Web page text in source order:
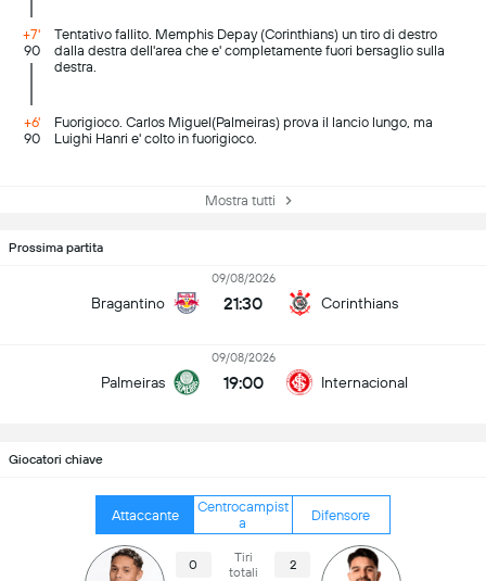
+7'
90
Tentativo fallito. Memphis Depay (Corinthians) un tiro di destro
dalla destra dell'area che e' completamente fuori bersaglio sulla
destra.
+6'
90
Fuorigioco. Carlos Miguel(Palmeiras) prova il lancio lungo, ma
Luighi Hanri e' colto in fuorigioco.
Mostra tutti
Prossima partita
Bragantino
09/08/2026
21:30 Corinthians
Palmeiras
09/08/2026
19:00 Internacional
Giocatori chiave
Attaccante
Centrocampist
a
Difensore
0
Tiri
totali
2